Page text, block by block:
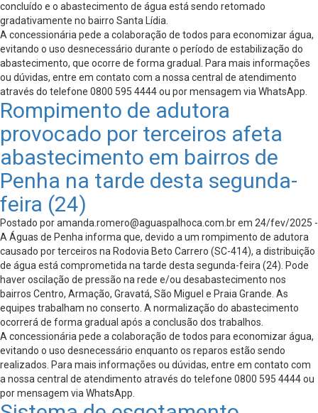
concluído e o abastecimento de água está sendo retomado
gradativamente no bairro Santa Lídia.
A concessionária pede a colaboração de todos para economizar água,
evitando o uso desnecessário durante o período de estabilização do
abastecimento, que ocorre de forma gradual. Para mais informações
ou dúvidas, entre em contato com a nossa central de atendimento
através do telefone 0800 595 4444 ou por mensagem via WhatsApp.
Rompimento de adutora
provocado por terceiros afeta
abastecimento em bairros de
Penha na tarde desta segunda-
feira (24)
Postado poramanda.romero@aguaspalhoca.com.brem 24/fev/2025 -
A Águas de Penha informa que, devido a um rompimento de adutora
causado por terceiros na Rodovia Beto Carrero (SC-414), a distribuição
de água está comprometida na tarde desta segunda-feira (24). Pode
haver oscilação de pressão na rede e/ou desabastecimento nos
bairros Centro, Armação, Gravatá, São Miguel e Praia Grande. As
equipes trabalham no conserto. A normalização do abastecimento
ocorrerá de forma gradual após a conclusão dos trabalhos.
A concessionária pede a colaboração de todos para economizar água,
evitando o uso desnecessário enquanto os reparos estão sendo
realizados. Para mais informações ou dúvidas, entre em contato com
a nossa central de atendimento através do telefone 0800 595 4444 ou
por mensagem via WhatsApp.